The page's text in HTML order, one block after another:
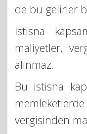
de bu gelirler
İstisna
maliyetler,
alınmaz.
Bu istisna
vergisinden